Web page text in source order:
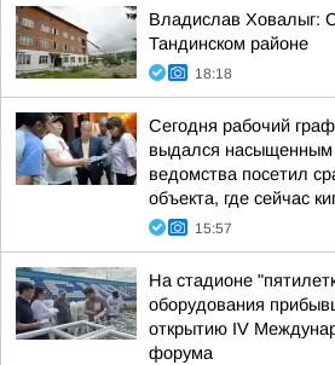
Владислав Ховалыг:
Тандинском районе
18:18
Сегодня рабочий
выдался
ведомства посетил
объекта, где сейчас
15:57
На стадионе
оборудования
открытию IV
форума